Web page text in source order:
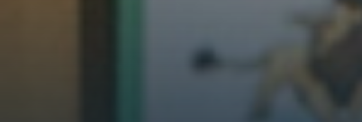
Leben &